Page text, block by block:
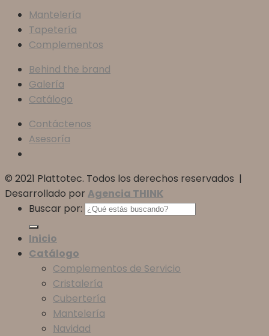
Mantelería
Tapetería
Complementos
Behind the brand
Galería
Catálogo
Contáctenos
Asesoría
© 2021 Plattotec. Todos los derechos reservados |
Desarrollado por Agencia THINK
Buscar por:
Inicio
Catálogo
Complementos de Servicio
Cristalería
Cubertería
Mantelería
Navidad